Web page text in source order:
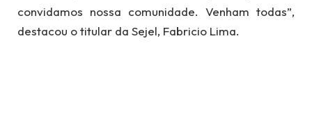
convidamos nossa comunidade. Venham todas”,
destacou o titular da Sejel, Fabricio Lima.